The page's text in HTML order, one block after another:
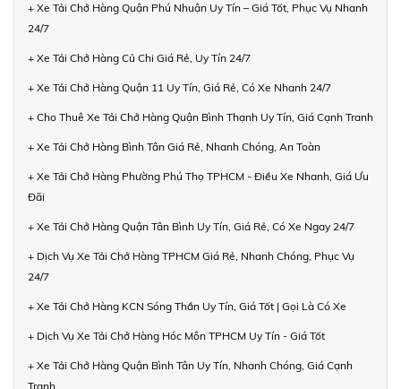
+ Xe Tải Chở Hàng Quận Phú Nhuận Uy Tín – Giá Tốt, Phục Vụ Nhanh
24/7
+ Xe Tải Chở Hàng Củ Chi Giá Rẻ, Uy Tín 24/7
+ Xe Tải Chở Hàng Quận 11 Uy Tín, Giá Rẻ, Có Xe Nhanh 24/7
+ Cho Thuê Xe Tải Chở Hàng Quận Bình Thạnh Uy Tín, Giá Cạnh Tranh
+ Xe Tải Chở Hàng Bình Tân Giá Rẻ, Nhanh Chóng, An Toàn
+ Xe Tải Chở Hàng Phường Phú Thọ TPHCM - Điều Xe Nhanh, Giá Ưu
Đãi
+ Xe Tải Chở Hàng Quận Tân Bình Uy Tín, Giá Rẻ, Có Xe Ngay 24/7
+ Dịch Vụ Xe Tải Chở Hàng TPHCM Giá Rẻ, Nhanh Chóng, Phục Vụ
24/7
+ Xe Tải Chở Hàng KCN Sóng Thần Uy Tín, Giá Tốt | Gọi Là Có Xe
+ Dịch Vụ Xe Tải Chở Hàng Hóc Môn TPHCM Uy Tín - Giá Tốt
+ Xe Tải Chở Hàng Quận Bình Tân Uy Tín, Nhanh Chóng, Giá Cạnh
Tranh